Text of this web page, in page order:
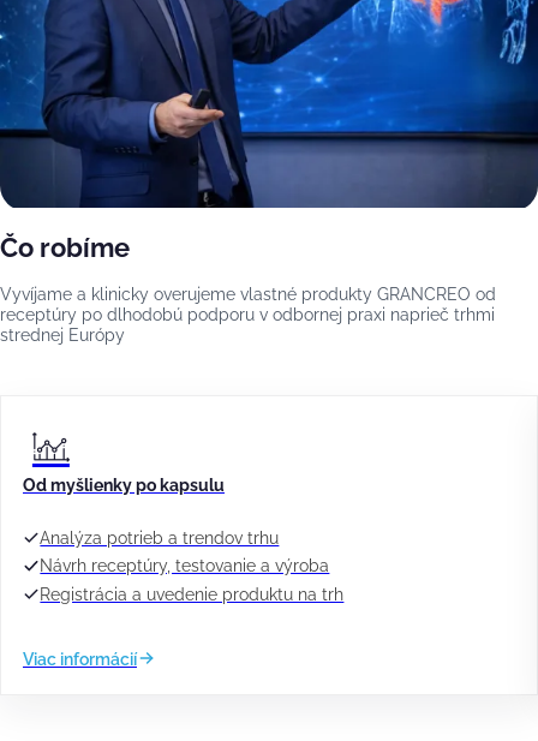
Čo robíme
Vyvíjame a klinicky overujeme vlastné produkty GRANCREO od
receptúry po dlhodobú podporu v odbornej praxi naprieč trhmi
strednej Európy
Od myšlienky po kapsulu
Analýza potrieb a trendov trhu
Návrh receptúry, testovanie a výroba
Registrácia a uvedenie produktu na trh
Viac informácií